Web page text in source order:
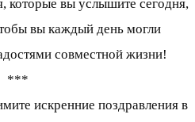
которые вы услышите сегодня,
вы каждый день могли
совместной жизни!
***
искренние поздравления в